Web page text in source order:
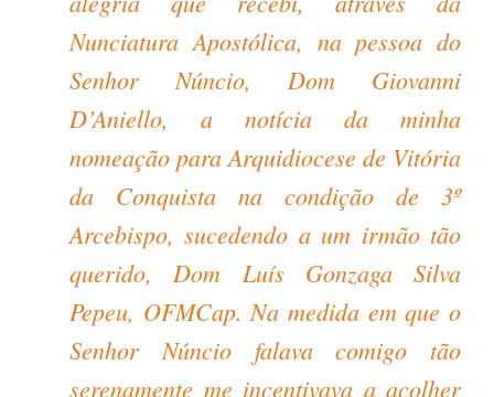
Nunciatura Apostólica, na pessoa do
Senhor Núncio, Dom Giovanni
D’Aniello, a notícia da minha
nomeação para Arquidiocese de Vitória
da Conquista na condição de 3º
Arcebispo, sucedendo a um irmão tão
querido, Dom Luís Gonzaga Silva
Pepeu, OFMCap. Na medida em que o
Senhor Núncio falava comigo tão
serenamente me incentivava a acolher